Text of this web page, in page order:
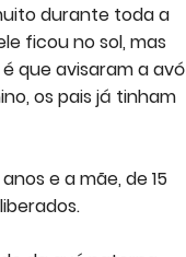
durante toda a
ficou no sol, mas
que avisaram a avó
os pais já tinham
e a mãe, de 15